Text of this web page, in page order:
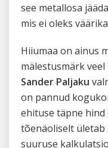
see metallosa
mis ei oleks
Hiiumaa on ainus
mälestusmärk
Sander Paljaku
on pannud
ehituse täpne
tõenäoliselt ületab
suuruse